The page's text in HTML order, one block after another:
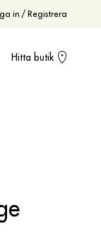
in / Registrera
Hitta butik